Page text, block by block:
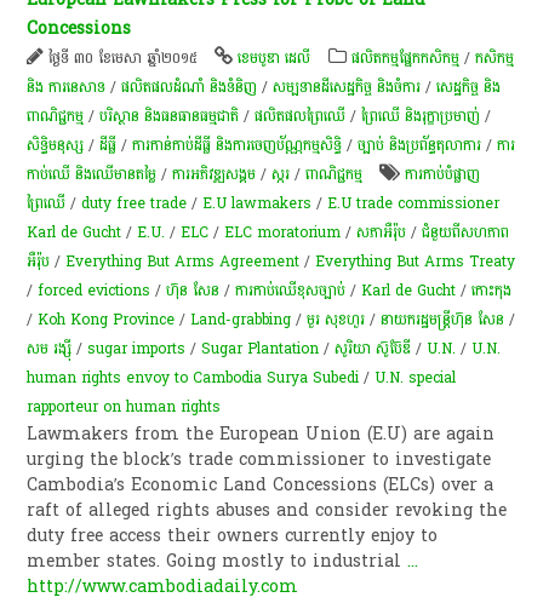
Concessions
ថ្ងៃទី ៣០ ខែមេសា ឆ្នាំ២០១៥ ខេមបូឌា ដេលី ​ផលិតកម្ម​ផ្នែក​កសិកម្ម​ /កសិកម្ម​
និង​ ការ​នេ​សាទ​ /ផលិតផលដំណាំ និងទំនិញ /សម្បទានដីសេដ្ឋកិច្ច និងចំការ /សេដ្ឋកិច្ច និង
ពាណិជ្ជកម្ម /បរិស្ថាន និងធនធានធម្មជាតិ /​ផលិតផល​ព្រៃឈើ​ /ព្រៃឈើ និងរុក្ខាប្រមាញ់ /
សិទ្ធិមនុស្ស /ដីធ្លី /ការកាន់កាប់​ដីធ្លី និង​ការចេញ​ប័ណ្ណកម្មសិទ្ធិ​ /ច្បាប់ និងប្រព័ន្ធតុលាការ /ការ
កាប់​ឈើ និង​ឈើ​មានតម្លៃ​ /ការ​អភិវឌ្ឍ​សង្គម /​ស្ករ /ពាណិជ្ជកម្ម
ការ​កាប់​បំផ្លាញ
ព្រៃឈើ /duty free trade /E.U lawmakers /E.U trade commissioner
Karl de Gucht /E.U. /ELC /ELC moratorium /សភាអឺរ៉ុប /ជំនួយពីសហភាព
អឺរ៉ុប /Everything But Arms Agreement /Everything But Arms Treaty
/forced evictions /ហ៊ុន សែន /ការកាប់ឈើខុសច្បាប់ /Karl de Gucht /កោះកុង
/Koh Kong Province /Land-grabbing /មួរ សុខហួរ /នាយករដ្ឋមន្ត្រីហ៊ុន សែន /
សម រង្ស៊ី /sugar imports /Sugar Plantation /សូរិយា ស៊ូប៊ែឌី​ /U.N. /U.N.
human rights envoy to Cambodia Surya Subedi /U.N. special
rapporteur on human rights
Lawmakers from the European Union (E.U) are again
urging the block’s trade commissioner to investigate
Cambodia’s Economic Land Concessions (ELCs) over a
raft of alleged rights abuses and consider revoking the
duty free access their owners currently enjoy to
member states. Going mostly to industrial...
http://www.cambodiadaily.com